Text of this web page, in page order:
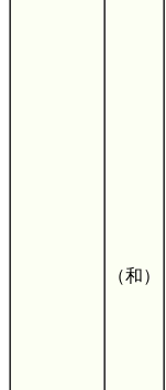
（和）